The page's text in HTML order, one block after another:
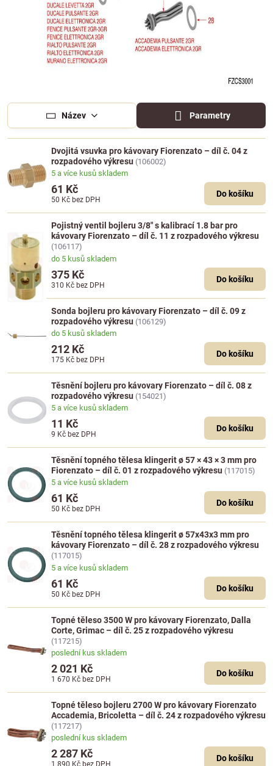
Název Parametry
Dvojitá vsuvka pro kávovary Fiorenzato – díl č. 04 z
rozpadového výkresu (106002)
5 a více kusů skladem
61 Kč
50 Kč bez DPH
Do košíku
Pojistný ventil bojleru 3/8" s kalibrací 1.8 bar pro
kávovary Fiorenzato – díl č. 11 z rozpadového výkresu
(106117)
do 5 kusů skladem
375 Kč
310 Kč bez DPH
Do košíku
Sonda bojleru pro kávovary Fiorenzato – díl č. 09 z
rozpadového výkresu (106129)
do 5 kusů skladem
212 Kč
175 Kč bez DPH
Do košíku
Těsnění bojleru pro kávovary Fiorenzato – díl č. 08 z
rozpadového výkresu (154021)
5 a více kusů skladem
11 Kč
9 Kč bez DPH
Do košíku
Těsnění topného tělesa klingerit ø 57 × 43 × 3 mm pro
Fiorenzato – díl č. 01 z rozpadového výkresu (117015)
5 a více kusů skladem
61 Kč
50 Kč bez DPH
Do košíku
Těsnění topného tělesa klingerit ø 57x43x3 mm pro
kávovary Fiorenzato – díl č. 28 z rozpadového výkresu
(117015)
5 a více kusů skladem
61 Kč
50 Kč bez DPH
Do košíku
Topné těleso 3500 W pro kávovary Fiorenzato, Dalla
Corte, Grimac – díl č. 25 z rozpadového výkresu
(117215)
poslední kus skladem
2 021 Kč
1 670 Kč bez DPH
Do košíku
Topné těleso bojleru 2700 W pro kávovary Fiorenzato
Accademia, Bricoletta – díl č. 24 z rozpadového výkresu
(117217)
poslední kus skladem
2 287 Kč
1 890 Kč bez DPH
Do košíku